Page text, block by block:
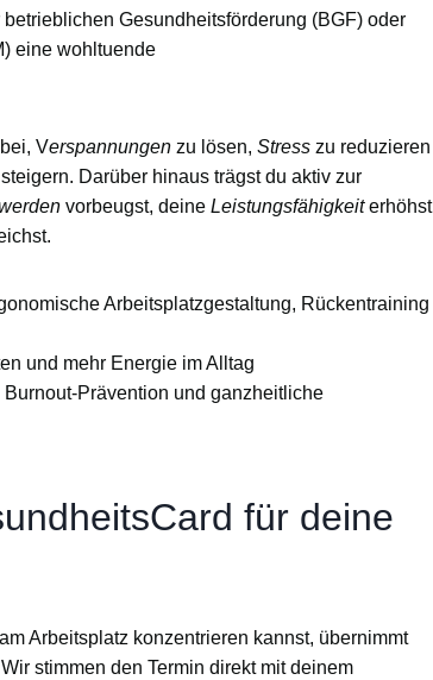
betrieblichen Gesundheitsförderung (BGF) oder
eine wohltuende
Verspannungen zu lösen, Stress zu reduzieren
Darüber hinaus trägst du aktiv zur
vorbeugst, deine Leistungsfähigkeiterhöhst
Arbeitsplatzgestaltung, Rückentraining
und mehr Energie im Alltag
Prävention und ganzheitliche
für deine
Arbeitsplatz konzentrieren kannst, übernimmt
Wir stimmen den Termin direkt mit deinem